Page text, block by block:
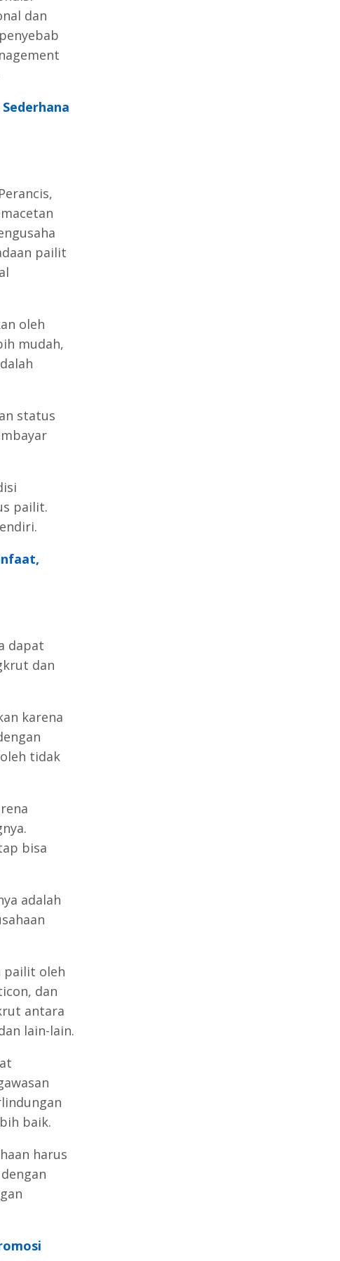
dan
pailit
oleh
mudah,
status
pailit.
dapat
dan
karena
tidak
bisa
adalah
pailit oleh
dan
antara
lain-lain.
baik.
harus